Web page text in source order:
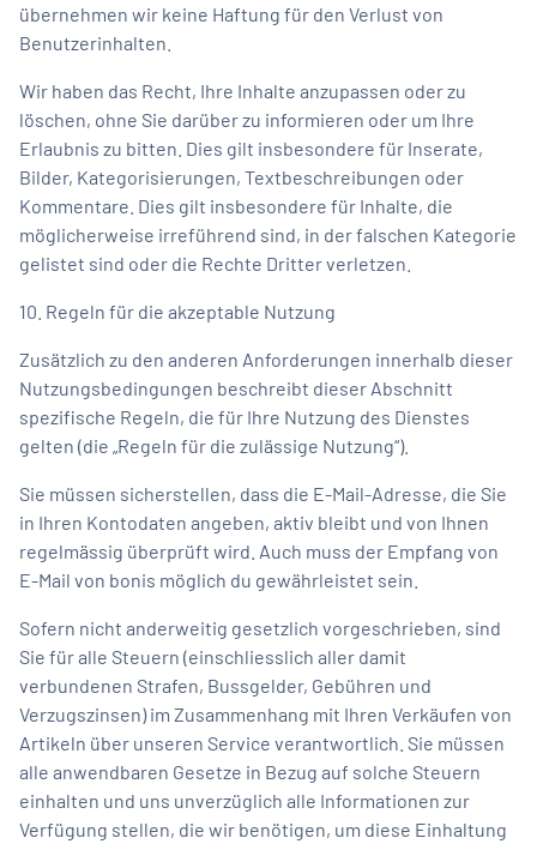
übernehmen wir keine Haftung für den Verlust von
Benutzerinhalten.
Wir haben das Recht, Ihre Inhalte anzupassen oder zu
löschen, ohne Sie darüber zu informieren oder um Ihre
Erlaubnis zu bitten. Dies gilt insbesondere für Inserate,
Bilder, Kategorisierungen, Textbeschreibungen oder
Kommentare. Dies gilt insbesondere für Inhalte, die
möglicherweise irreführend sind, in der falschen Kategorie
gelistet sind oder die Rechte Dritter verletzen.
10. Regeln für die akzeptable Nutzung
Zusätzlich zu den anderen Anforderungen innerhalb dieser
Nutzungsbedingungen beschreibt dieser Abschnitt
spezifische Regeln, die für Ihre Nutzung des Dienstes
gelten (die „Regeln für die zulässige Nutzung“).
Sie müssen sicherstellen, dass die E-Mail-Adresse, die Sie
in Ihren Kontodaten angeben, aktiv bleibt und von Ihnen
regelmässig überprüft wird. Auch muss der Empfang von
E-Mail von bonis möglich du gewährleistet sein.
Sofern nicht anderweitig gesetzlich vorgeschrieben, sind
Sie für alle Steuern (einschliesslich aller damit
verbundenen Strafen, Bussgelder, Gebühren und
Verzugszinsen) im Zusammenhang mit Ihren Verkäufen von
Artikeln über unseren Service verantwortlich. Sie müssen
alle anwendbaren Gesetze in Bezug auf solche Steuern
einhalten und uns unverzüglich alle Informationen zur
Verfügung stellen, die wir benötigen, um diese Einhaltung